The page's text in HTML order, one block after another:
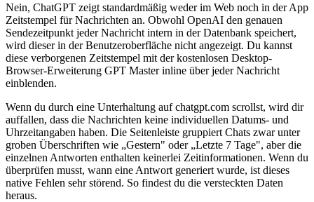
Nein, ChatGPT zeigt standardmäßig weder im Web noch in der App
Zeitstempel für Nachrichten an. Obwohl OpenAI den genauen
Sendezeitpunkt jeder Nachricht intern in der Datenbank speichert,
wird dieser in der Benutzeroberfläche nicht angezeigt. Du kannst
diese verborgenen Zeitstempel mit der kostenlosen Desktop-
Browser-Erweiterung GPT Master inline über jeder Nachricht
einblenden.
Wenn du durch eine Unterhaltung auf chatgpt.com scrollst, wird dir
auffallen, dass die Nachrichten keine individuellen Datums- und
Uhrzeitangaben haben. Die Seitenleiste gruppiert Chats zwar unter
groben Überschriften wie „Gestern" oder „Letzte 7 Tage", aber die
einzelnen Antworten enthalten keinerlei Zeitinformationen. Wenn du
überprüfen musst, wann eine Antwort generiert wurde, ist dieses
native Fehlen sehr störend. So findest du die versteckten Daten
heraus.